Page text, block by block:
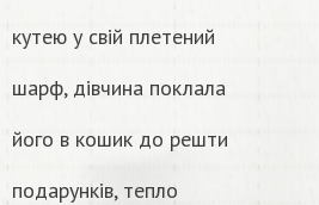
кутею у свій плетений
шарф, дівчина поклала
його в кошик до решти
подарунків, тепло